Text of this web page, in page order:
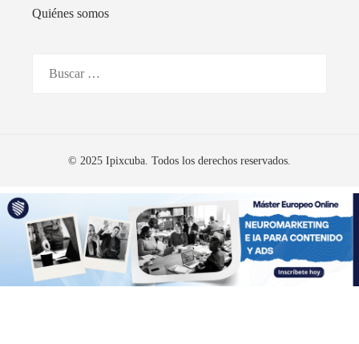
Quiénes somos
© 2025 Ipixcuba. Todos los derechos reservados.